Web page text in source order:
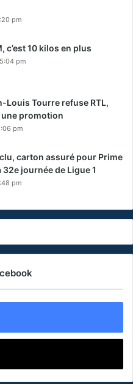
pm
c’est 10 kilos en plus
pm
Louis Tourre refuse RTL,
une promotion
pm
carton assuré pour Prime
journée de Ligue 1
pm